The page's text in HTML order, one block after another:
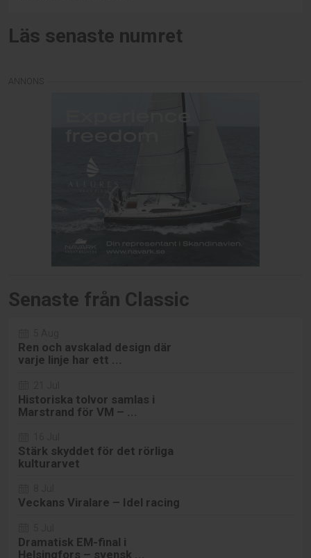
Läs senaste numret
Senaste från Classic
Ren och avskalad design där
varje linje har ett ...
Historiska tolvor samlas i
Marstrand för VM – ...
Stärk skyddet för det rörliga
kulturarvet
Veckans Viralare – Idel racing
Dramatisk EM-final i
Helsingfors – svensk ...